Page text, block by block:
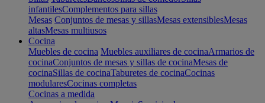
infantilesComplementos para sillas
Mesas Conjuntos de mesas y sillasMesas extensiblesMesas
altasMesas multiusos
Cocina
Muebles de cocina Muebles auxiliares de cocinaArmarios de
cocinaConjuntos de mesas y sillas de cocinaMesas de
cocinaSillas de cocinaTaburetes de cocinaCocinas
modularesCocinas completas
Cocinas a medida